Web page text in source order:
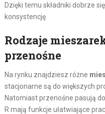
Dzięki temu składniki dobrze
konsystencję.
Rodzaje
przenośne
Na rynku znajdziesz różne
stacjonarne są do większych
Natomiast przenośne pasują
R mają funkcje ułatwiające